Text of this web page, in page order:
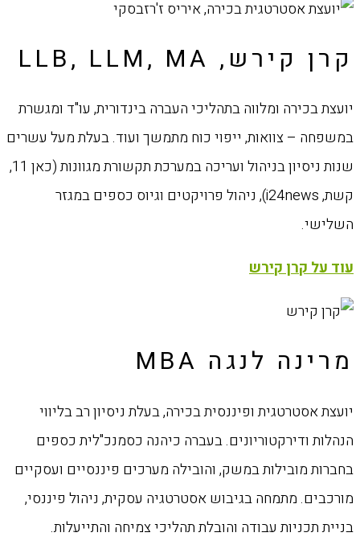
קרן קירש, LLB, LLM, MA
יועצת בכירה ומלווה בתהליכי העברה בינדורית, עו"ד ומגשרת
במשפחה – צוואות, ייפוי כוח מתמשך ועוד. בעלת מעל עשרים
שנות ניסיון בניהול ועריכה במערכת תקשורת מגוונות (כאן 11,
קשת, i24news), ניהול פרויקטים וגיוס כספים במגזר
השלישי.
עוד על קרן קירש
מרינה לנגה MBA
יועצת אסטרטגית ופיננסית בכירה, בעלת ניסיון רב בליווי
הנהלות ודירקטוריונים. בעברה כיהנה כסמנכ"לית כספים
בחברות מובילות במשק, והובילה מערכים פיננסיים ועסקיים
מורכבים. מתמחה בגיבוש אסטרטגיה עסקית, ניהול פיננסי,
בניית תכניות עבודה והובלת תהליכי צמיחה והתייעלות.